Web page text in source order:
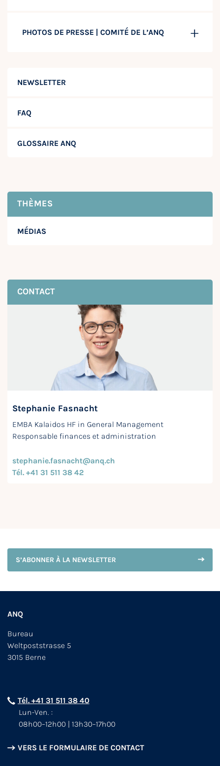
NEWSLETTER
FAQ
GLOSSAIRE ANQ
THÈMES
MÉDIAS
CONTACT
Stephanie Fasnacht
EMBA Kalaidos HF in General Management
Responsable finances et administration
stephanie.fasnacht@anq.ch
Tél. +41 31 511 38 42
PHOTOS DE PRESSE | COMITÉ DE L’ANQ
S’ABONNER À LA NEWSLETTER
ANQ
Bureau
Weltpoststrasse 5
3015 Berne
Tél. +41 31 511 38 40
Lun-Ven. :
08h00–12h00 | 13h30–17h00
VERS LE FORMULAIRE DE CONTACT